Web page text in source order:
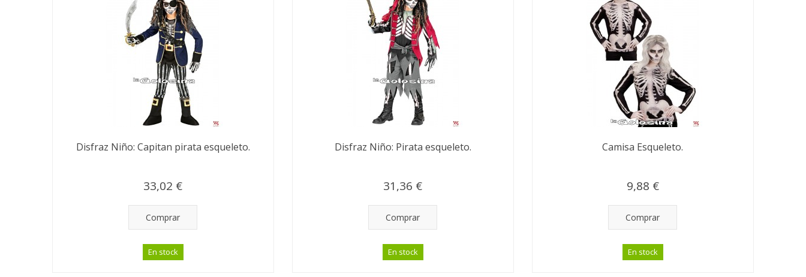
Disfraz Niño: Capitan pirata esqueleto.
33,02 €
Comprar
En stock
Disfraz Niño: Pirata esqueleto.
31,36 €
Comprar
En stock
Camisa Esqueleto.
9,88 €
Comprar
En stock